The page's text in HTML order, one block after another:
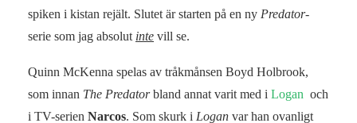
spiken i kistan rejält. Slutet är starten på en ny Predator-
serie som jag absolut inte vill se.
Quinn McKenna spelas av tråkmånsen Boyd Holbrook,
som innan The Predatorbland annat varit med i Logan och
i TV-serien Narcos. Som skurk i Logan var han ovanligt